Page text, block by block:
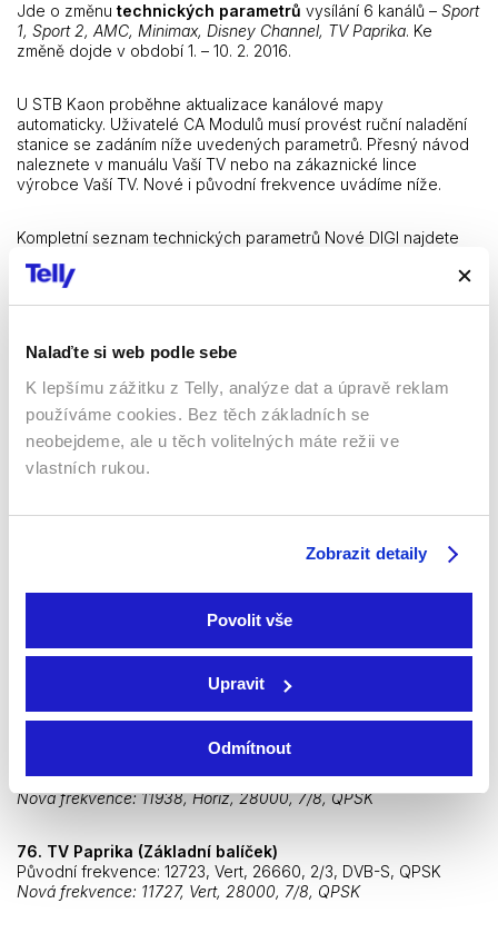
Nalaďte si web podle sebe
K lepšímu zážitku z Telly, analýze dat a úpravě reklam
používáme cookies. Bez těch základních se
neobejdeme, ale u těch volitelných máte režii ve
vlastních rukou.
Zobrazit detaily
Povolit vše
Upravit
Odmítnout
Jde o změnu technických parametrů vysílání 6 kanálů – Sport
1, Sport 2, AMC, Minimax, Disney Channel, TV Paprika. Ke
změně dojde v období 1. – 10. 2. 2016.
U STB Kaon proběhne aktualizace kanálové mapy
automaticky. Uživatelé CA Modulů musí provést ruční naladění
stanice se zadáním níže uvedených parametrů. Přesný návod
naleznete v manuálu Vaší TV nebo na zákaznické lince
výrobce Vaší TV. Nové i původní frekvence uvádíme níže.
Kompletní seznam technických parametrů Nové DIGI najdete
1. Sport 1 (Základní balíček)
Původní frekvence: 12053 Horiz, 30000, 3/4, DVB-S2, 8PSK
Nová frekvence
: 11804, Vert, 28000, 7/8, QPSK
32. Sport 2 (Základní balíček)
Původní frekvence: 12053
Nová frekvence:12188, Vert, 28000, 7/8, QPSK(Pozor
Původní frekvence: 12723, Vert, 2/3, 26660, DVB-S2, 8PSK
56. Disney channel (Základní balíček)
Původní frekvence: 12723, Vert, 26660, 2/3, DVB-S, QPSK
Nová frekvence: 11938, Horiz, 28000, 7/8, QPSK
76. TV Paprika (Základní balíček)
Původní frekvence: 12723, Vert, 26660, 2/3, DVB-S, QPSK
Nová frekvence: 11727, Vert, 28000, 7/8, QPSK